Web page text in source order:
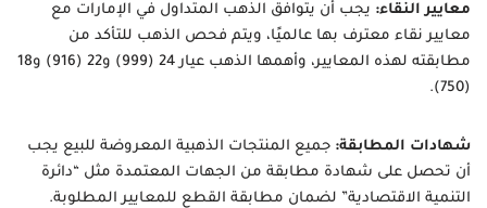
معايير النقاء: يجب أن يتوافق الذهب المتداول في الإمارات مع
معايير نقاء معترف بها عالميًا، ويتم فحص الذهب للتأكد من
مطابقته لهذه المعايير، وأهمها الذهب عيار 24 (999) و22 (916) و18
(750).
شهادات المطابقة: جميع المنتجات الذهبية المعروضة للبيع يجب
أن تحصل على شهادة مطابقة من الجهات المعتمدة مثل “دائرة
التنمية الاقتصادية” لضمان مطابقة القطع للمعايير المطلوبة.